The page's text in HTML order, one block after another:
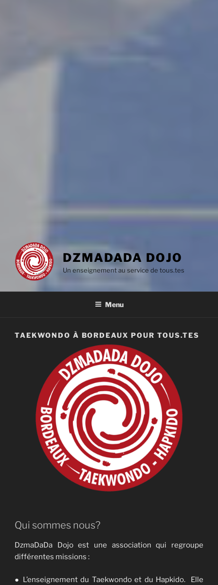
DZMADADA DOJO
Un enseignement au service de tous.tes
Menu
TAEKWONDO À BORDEAUX POUR TOUS.TES
Qui sommes nous?
DzmaDaDa Dojo est une association qui regroupe
différentes missions :
● L’enseignement du Taekwondo et du Hapkido. Elle